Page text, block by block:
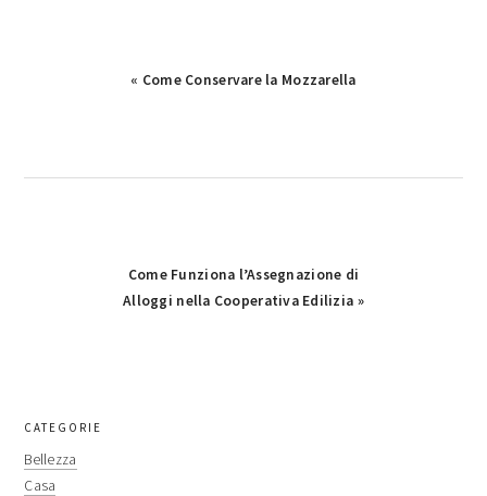
Previous
« Come Conservare la Mozzarella
Next
Post:
Come Funziona l’Assegnazione di
Alloggi nella Cooperativa Edilizia »
primary
sidebar
CATEGORIE
Bellezza
Casa